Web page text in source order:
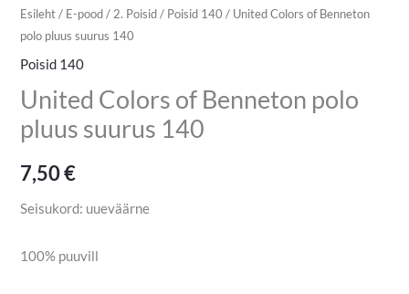
Esileht/ E-pood/ 2. Poisid/ Poisid 140 / United Colors of Benneton
polo pluus suurus 140
Poisid 140
United Colors of Benneton polo
pluus suurus 140
7,50€
Seisukord: uueväärne
100% puuvill